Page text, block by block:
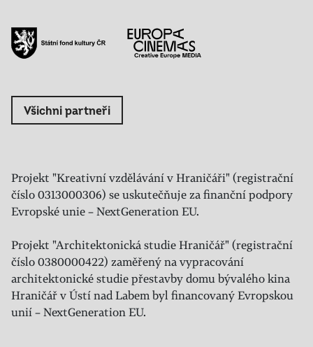
Všichni partneři
Projekt "Kreativní vzdělávání v Hraničáři" (registrační
číslo 0313000306) se uskutečňuje za finanční podpory
Evropské unie – NextGeneration EU.
Projekt "Architektonická studie Hraničář" (registrační
číslo 0380000422) zaměřený na vypracování
architektonické studie přestavby domu bývalého kina
Hraničář v Ústí nad Labem byl financovaný Evropskou
unií – NextGeneration EU.